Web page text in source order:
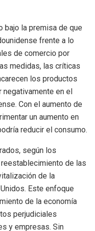
bajo la premisa de que
frente a lo
de comercio por
medidas, las críticas
los productos
en el
Con el aumento de
un aumento en
reducir el consumo.
según los
de las
de la
Este enfoque
de la economía
perjudiciales
y empresas. Sin